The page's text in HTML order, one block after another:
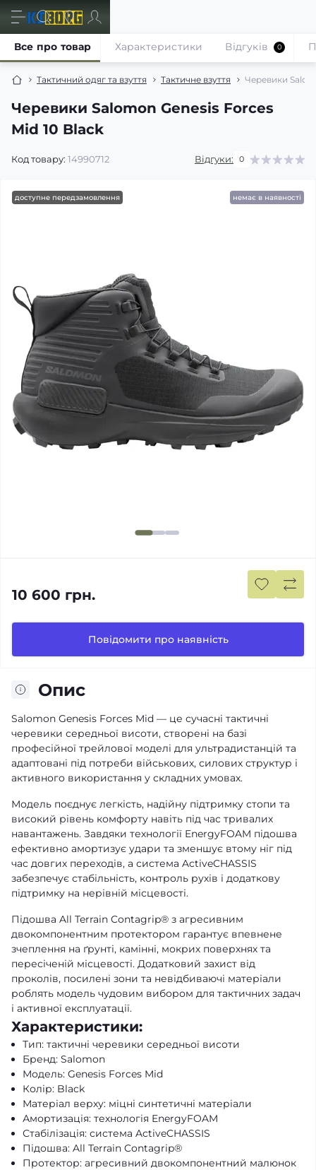
Тактичний одяг та взуття Тактичне взуття Черевики
Черевики Salomon Genesis Forces
Mid 10 Black
Код товару: 14990712 Відгуки: 0
Все про товар Характеристики Відгуків 0
доступне передзамовлення немає в наявності
10 600 грн.
Повідомити про наявність
Опис
Salomon Genesis Forces Mid — це сучасні тактичні
черевики середньої висоти, створені на базі
професійної трейлової моделі для ультрадистанцій та
адаптовані під потреби військових, силових структур і
активного використання у складних умовах.
Модель поєднує легкість, надійну підтримку стопи та
високий рівень комфорту навіть під час тривалих
навантажень. Завдяки технології EnergyFOAM підошва
ефективно амортизує удари та зменшує втому ніг під
час довгих переходів, а система ActiveCHASSIS
забезпечує стабільність, контроль рухів і додаткову
підтримку на нерівній місцевості.
Підошва All Terrain Contagrip® з агресивним
двокомпонентним протектором гарантує впевнене
зчеплення на ґрунті, камінні, мокрих поверхнях та
пересіченій місцевості. Додатковий захист від
проколів, посилені зони та невідбиваючі матеріали
роблять модель чудовим вибором для тактичних задач
і активної експлуатації.
Характеристики:
Тип: тактичні черевики середньої висоти
Бренд: Salomon
Модель: Genesis Forces Mid
Колір: Black
Матеріал верху: міцні синтетичні матеріали
Амортизація: технологія EnergyFOAM
Стабілізація: система ActiveCHASSIS
Підошва: All Terrain Contagrip®
Протектор: агресивний двокомпонентний малюнок